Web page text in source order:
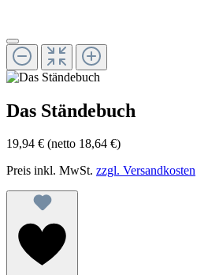
Das Ständebuch
19,94 € (netto 18,64 €)
Preis inkl. MwSt. zzgl. Versandkosten